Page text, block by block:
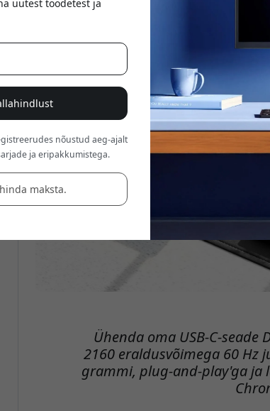
Ühenda oma USB-C-
2160 eraldusvõimega 60 Hz
grammi, plug-and-play'ga ja
uutest toodetest ja
nõustud aeg-ajalt
ja eripakkumistega.
maksta.